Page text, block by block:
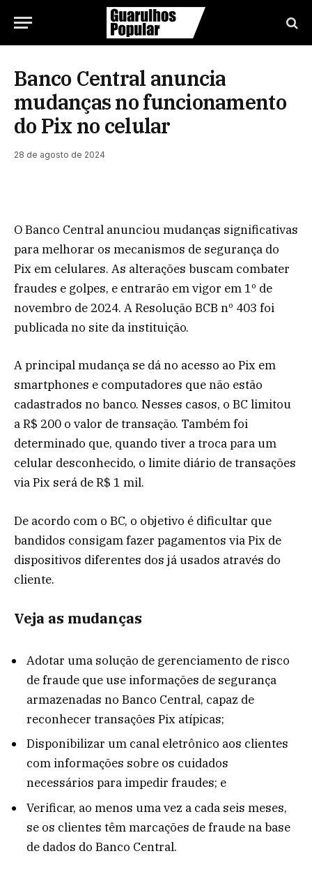
Banco Central anuncia
mudanças no funcionamento
do Pix no celular
28 de agosto de 2024
O Banco Central anunciou mudanças significativas
para melhorar os mecanismos de segurança do
Pix em celulares. As alterações buscam combater
fraudes e golpes, e entrarão em vigor em 1º de
novembro de 2024. A Resolução BCB nº 403 foi
publicada no site da instituição.
A principal mudança se dá no acesso ao Pix em
smartphones e computadores que não estão
cadastrados no banco. Nesses casos, o BC limitou
a R$ 200 o valor de transação. Também foi
determinado que, quando tiver a troca para um
celular desconhecido, o limite diário de transações
via Pix será de R$ 1 mil.
De acordo com o BC, o objetivo é dificultar que
bandidos consigam fazer pagamentos via Pix de
dispositivos diferentes dos já usados através do
cliente.
Veja as mudanças
Adotar uma solução de gerenciamento de risco
de fraude que use informações de segurança
armazenadas no Banco Central, capaz de
reconhecer transações Pix atípicas;
Disponibilizar um canal eletrônico aos clientes
com informações sobre os cuidados
necessários para impedir fraudes; e
Verificar, ao menos uma vez a cada seis meses,
se os clientes têm marcações de fraude na base
de dados do Banco Central.